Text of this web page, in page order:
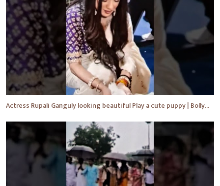
Actress Rupali Ganguly looking beautiful Play a cute puppy | Bollywood | Bollywood News #shorts #yt